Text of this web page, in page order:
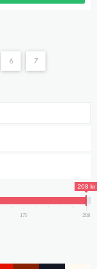
6 7
208 kr
170 208